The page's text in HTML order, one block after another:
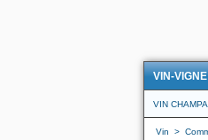
VIN-VIGNE
VIN
Vin >